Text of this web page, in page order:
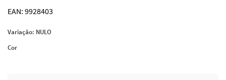
9928403
Variação: NULO
Cor